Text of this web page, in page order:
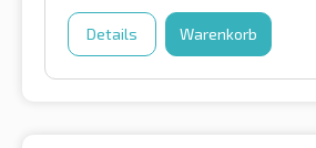
Details Warenkorb